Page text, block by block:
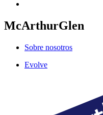
McArthurGlen
Sobre nosotros
Evolve